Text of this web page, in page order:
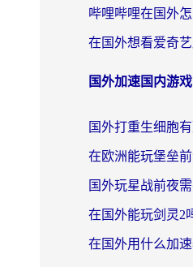
国外加速国内游戏